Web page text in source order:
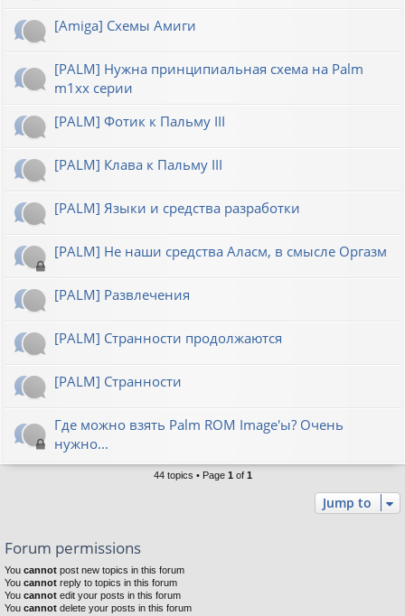
[Amiga] Схемы Амиги
[PALM] Нужна принципиальная схема на Palm
m1xx серии
[PALM] Фотик к Пальму III
[PALM] Клава к Пальму III
[PALM] Языки и средства разработки
[PALM] Не наши средства Аласм, в смысле Оргазм
[PALM] Развлечения
[PALM] Странности продолжаются
[PALM] Странности
Где можно взять Palm ROM Image'ы? Очень
нужно...
44 topics • Page 1 of 1
Jump to
Forum permissions
You cannot post new topics in this forum
You cannot reply to topics in this forum
You cannot edit your posts in this forum
You cannot delete your posts in this forum